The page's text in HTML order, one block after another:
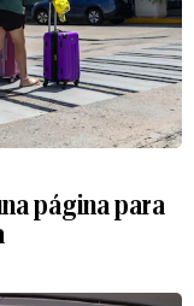
página para